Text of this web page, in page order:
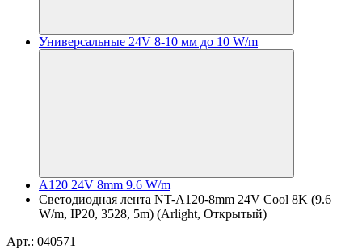
Универсальные 24V 8-10 мм до 10 W/m
A120 24V 8mm 9.6 W/m
Светодиодная лента NT-A120-8mm 24V Cool 8K (9.6
W/m, IP20, 3528, 5m) (Arlight, Открытый)
Арт.: 040571